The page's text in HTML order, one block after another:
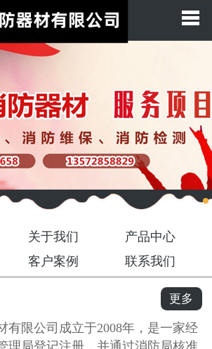
产品展示
客户案例
联系我们
关于我们
产品中心
客户案例 联系我们
更多
有限公司成立于2008年，是一家经